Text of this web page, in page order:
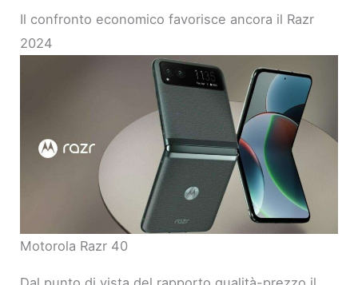
Il confronto economico favorisce ancora il Razr
2024
Motorola Razr 40